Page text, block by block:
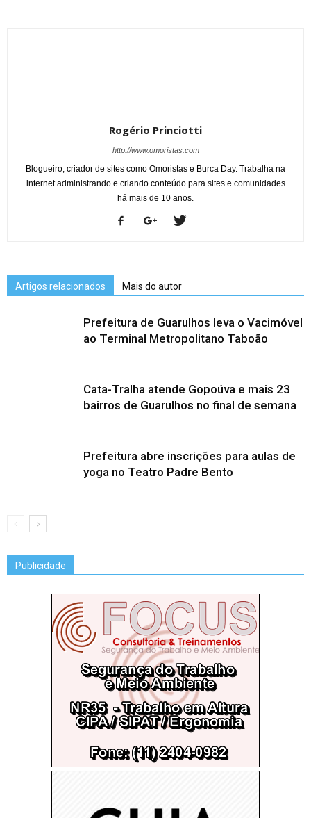
Rogério Princiotti
http://www.omoristas.com
Blogueiro, criador de sites como Omoristas e Burca Day. Trabalha na
internet administrando e criando conteúdo para sites e comunidades
há mais de 10 anos.
Artigos relacionados Mais do autor
Prefeitura de Guarulhos leva o Vacimóvel
ao Terminal Metropolitano Taboão
Cata-Tralha atende Gopoúva e mais 23
bairros de Guarulhos no final de semana
Prefeitura abre inscrições para aulas de
yoga no Teatro Padre Bento
Publicidade